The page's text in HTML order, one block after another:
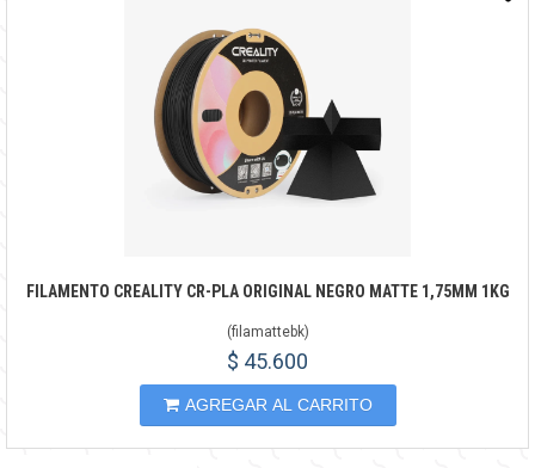
FILAMENTO CREALITY CR-PLA ORIGINAL NEGRO MATTE 1,75MM 1KG
(filamattebk)
$ 45.600
AGREGAR AL CARRITO